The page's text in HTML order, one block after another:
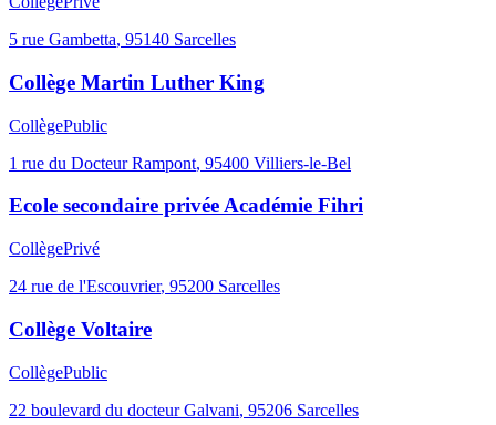
5 rue Gambetta, 95140 Sarcelles
Collège Martin Luther King
CollègePublic
1 rue du Docteur Rampont, 95400 Villiers-le-Bel
Ecole secondaire privée Académie Fihri
CollègePrivé
24 rue de l'Escouvrier, 95200 Sarcelles
Collège Voltaire
CollègePublic
22 boulevard du docteur Galvani, 95206 Sarcelles